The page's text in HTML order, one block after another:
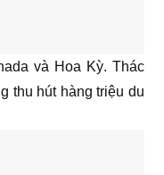
và Hoa Kỳ. Thác
thu hút hàng triệu du